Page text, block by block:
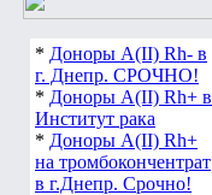
* Доноры А(ІІ) Rh- в
г. Днепр. СРОЧНО!
* Доноры А(ІІ) Rh+ в
Институт рака
* Доноры А(ІІ) Rh+
на тромбокончентрат
в г.Днепр. Срочно!